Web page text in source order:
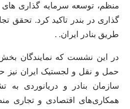
منظم، توسعه سرمایه گذاری
گذاری در بندر تاکید کرد. تحقق
طریق بنادر ایران. .
در این نشست که نمایندگان
حمل و نقل و لجستیک ایران نیز
سازمان بنادر و دریانوردی به
همکاری‌های اقتصادی و تجاری